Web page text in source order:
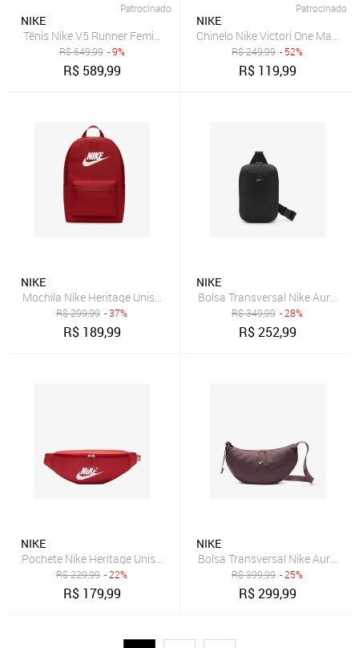
Patrocinado
NIKE
Tênis Nike V5 Runner Feminino
R$649,99 - 9%
R$ 589,99
Patrocinado
NIKE
Chinelo Nike Victori One
R$249,99 - 52%
R$ 119,99
NIKE
Mochila Nike Heritage Unissex
R$299,99 - 37%
R$ 189,99
NIKE
Bolsa Transversal Nike Aura
R$349,99 - 28%
R$252,99
NIKE
Pochete Nike Heritage Unissex
R$229,99 - 22%
R$ 179,99
NIKE
Bolsa Transversal Nike Aura
R$399,99 - 25%
R$299,99